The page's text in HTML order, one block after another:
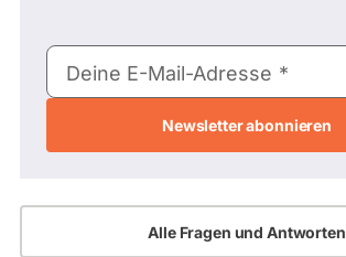
E-
Mail-
Deine E-Mail-Adresse
Alle Fragen und Antworten